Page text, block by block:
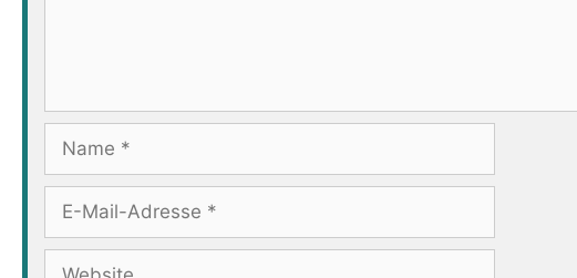
Mail-
Adresse